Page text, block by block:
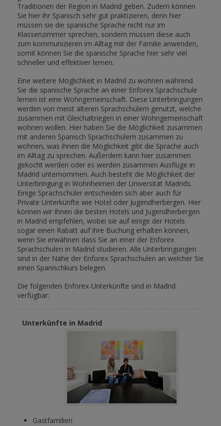
Traditionen der Region in Madrid geben. Zudem können
Sie hier ihr Spanisch sehr gut praktizieren, denn hier
müssen sie die spanische Sprache nicht nur im
Klassenzimmer sprechen, sondern müssen diese auch
zum kommunizieren im Alltag mit der Familie anwenden,
somit können Sie die spanische Sprache hier sehr viel
schneller und effektiver lernen.
Eine weitere Möglichkeit in Madrid zu wohnen während
Sie die spanische Sprache an einer Enforex Sprachschule
lernen ist eine Wohngemeinschaft. Diese Unterbringungen
werden von meist älteren Sprachschülern genutzt, welche
zusammen mit Gleichaltriegen in einer Wohngemeinschaft
wohnen wollen. Hier haben Sie die Möglichkeit zusammen
mit anderen Spanisch Sprachschülern zusammen zu
wohnen, was ihnen die Möglichkeit gibt die Sprache auch
im Alltag zu sprechen. Außerdem kann hier zusammen
gekocht werden oder es werden zusammen Ausflüge in
Madrid unternommen. Auch besteht die Möglichkeit der
Unterbringung in Wohnheimen der Universität Madrids.
Einige Sprachschüler entscheiden sich aber auch für
Private Unterkünfte wie Hotel oder Jugendherbergen. Hier
können wir Ihnen die besten Hotels und Jugendherbergen
in Madrid empfehlen, wobei sie auf einige der Hotels
sogar einen Rabatt auf ihre Buchung erhalten können,
wenn Sie erwähnen dass Sie an einer der Enforex
Sprachschulen in Madrid studieren. Alle Unterbringungen
sind in der Nähe der Enforex Sprachschulen an welcher Sie
einen Spanischkurs belegen.
Die folgenden Enforex-Unterkünfte sind in Madrid
verfügbar:
Unterkünfte in Madrid
Gastfamilien